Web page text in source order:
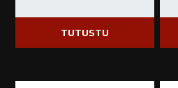
TUTUSTU